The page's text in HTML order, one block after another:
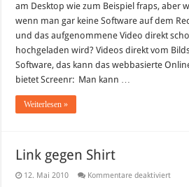
ohne
am Desktop wie zum Beispiel fraps, aber
wenn man gar keine Software auf dem
und das aufgenommene Video direkt
hochgeladen wird? Videos direkt vom
Software, das kann das webbasierte
bietet Screenr: Man kann …
Weiterlesen »
Link gegen Shirt
12. Mai 2010 Kommentare deaktiviertfür